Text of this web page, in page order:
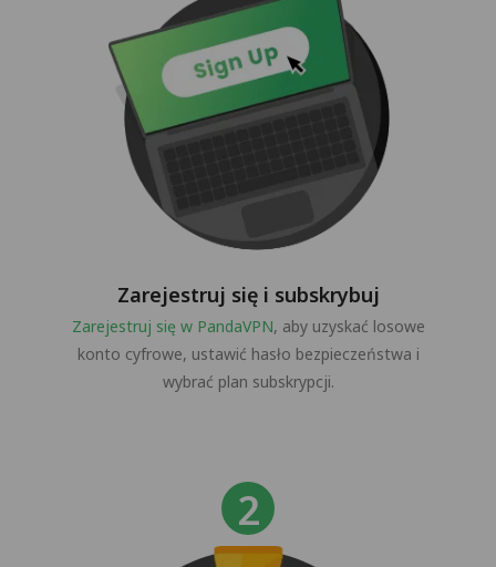
Zarejestruj się i subskrybuj
Zarejestruj się w PandaVPN, aby uzyskać losowe
konto cyfrowe, ustawić hasło bezpieczeństwa i
wybrać plan subskrypcji.